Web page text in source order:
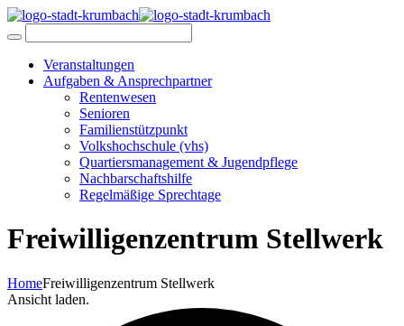
Veranstaltungen
Aufgaben & Ansprechpartner
Rentenwesen
Senioren
Familienstützpunkt
Volkshochschule (vhs)
Quartiersmanagement & Jugendpflege
Nachbarschaftshilfe
Regelmäßige Sprechtage
Freiwilligenzentrum Stellwerk
HomeFreiwilligenzentrum Stellwerk
Ansicht laden.